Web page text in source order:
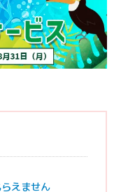
えません